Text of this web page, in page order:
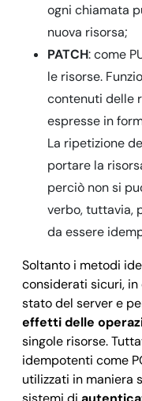
ogni chiamata
nuova risorsa;
PATCH: come
le risorse.
contenuti delle
espresse in
La ripetizione
portare la
perciò non si
verbo, tuttavia,
da essere
Soltanto i metodi
considerati sicuri,
stato del server e
effetti delle
singole risorse.
idempotenti come
utilizzati in maniera